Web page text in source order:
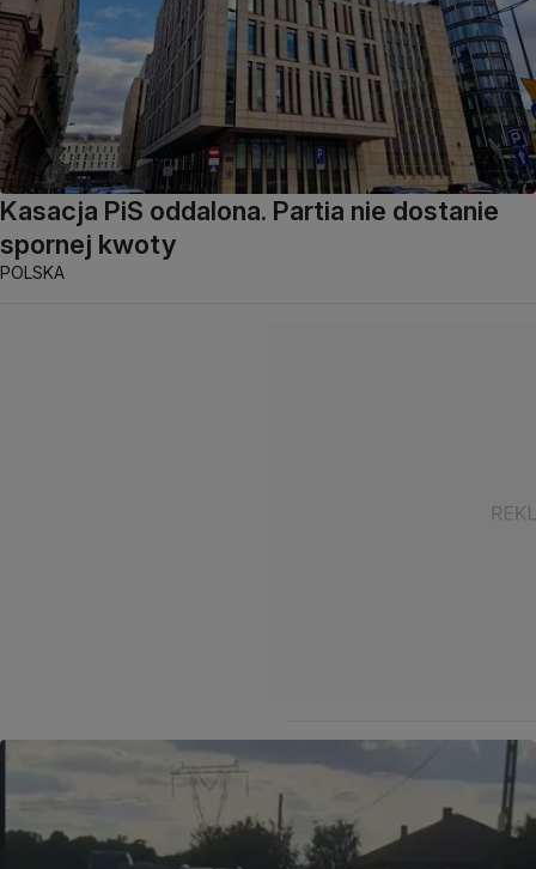
Kasacja PiS oddalona. Partia nie dostanie
spornej kwoty
POLSKA